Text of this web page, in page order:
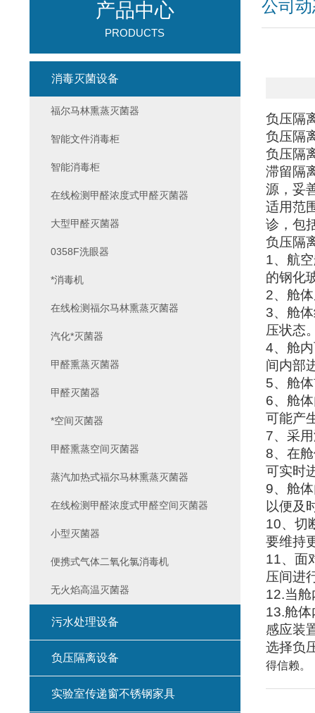
公司
负压隔
负压隔
负压隔
滞留隔
源，妥
适用范
诊，包
负压隔
1、航
的钢化
2、舱
3、舱
压状态
4、舱
间内部
5、舱
6、舱
可能产
7、采
8、在
可实时
9、舱
以便及
10、切
要维持
11、面
压间进
12.当
13.舱体
感应装
选择负
得信赖。
产品中心
PRODUCTS
消毒灭菌设备
福尔马林熏蒸灭菌器
智能文件消毒柜
智能消毒柜
在线检测甲醛浓度式甲醛灭菌器
大型甲醛灭菌器
0358F洗眼器
*消毒机
在线检测福尔马林熏蒸灭菌器
汽化*灭菌器
甲醛熏蒸灭菌器
甲醛灭菌器
*空间灭菌器
甲醛熏蒸空间灭菌器
蒸汽加热式福尔马林熏蒸灭菌器
在线检测甲醛浓度式甲醛空间灭菌器
小型灭菌器
便携式气体二氧化氯消毒机
无火焰高温灭菌器
污水处理设备
负压隔离设备
实验室传递窗不锈钢家具